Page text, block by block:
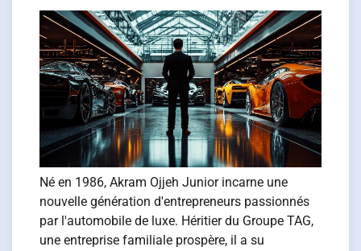
Né en 1986, Akram Ojjeh Junior incarne une
nouvelle génération d'entrepreneurs passionnés
par l'automobile de luxe. Héritier du Groupe TAG,
une entreprise familiale prospère, il a su